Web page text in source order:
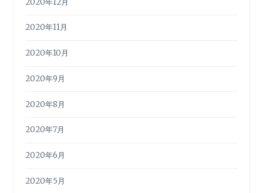
2020年11月
2020年10月
2020年9月
2020年8月
2020年7月
2020年6月
2020年5月